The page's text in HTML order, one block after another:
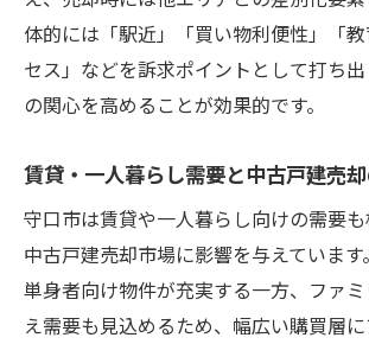
体的には「駅近」「買い物利便性」「
セス」などを訴求ポイントとして打ち
の関心を高めることが効果的です。
賃貸・一人暮らし需要と中古戸建売
守口市は賃貸や一人暮らし向けの需要
中古戸建売却市場に影響を与えていま
単身者向け物件が充実する一方、ファ
え需要も見込めるため、幅広い購買層